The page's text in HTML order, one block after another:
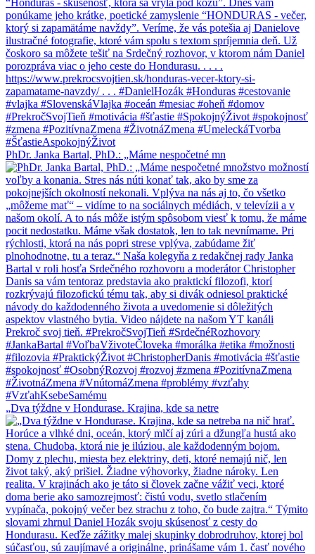
PhDr. Janka Bartal, PhD.: „Máme nespočetné mn
„Dva týždne v Hondurase. Krajina, kde sa netre